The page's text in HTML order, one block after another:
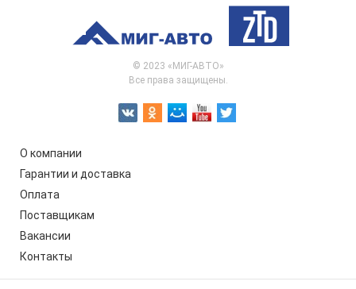
© 2023 «МИГ-АВТО»
Все права защищены.
О компании
Гарантии и доставка
Оплата
Поставщикам
Вакансии
Контакты